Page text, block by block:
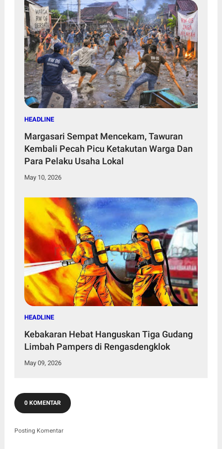
HEADLINE
Margasari Sempat Mencekam, Tawuran
Kembali Pecah Picu Ketakutan Warga Dan
Para Pelaku Usaha Lokal
May 10, 2026
HEADLINE
Kebakaran Hebat Hanguskan Tiga Gudang
Limbah Pampers di Rengasdengklok
May 09, 2026
0 KOMENTAR
Posting Komentar